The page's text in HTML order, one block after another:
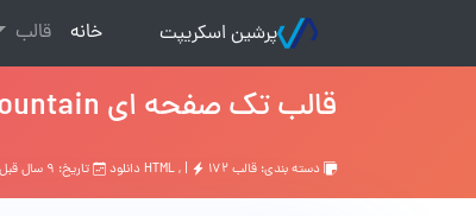
پرشین اسکریپت خانه
(current) قالب
قالب تک صفحه ای Mountain به صورت HTML
دسته بندی: قالب HTML , | ۱۷۲ دانلود تاریخ: ۹ سال قبل